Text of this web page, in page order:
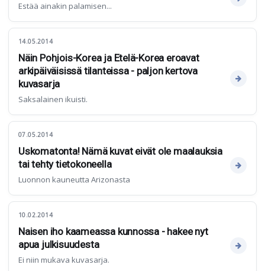
Estää ainakin palamisen...
14.05.2014
Näin Pohjois-Korea ja Etelä-Korea eroavat
arkipäiväisissä tilanteissa - paljon kertova
kuvasarja
Saksalainen ikuisti.
07.05.2014
Uskomatonta! Nämä kuvat eivät ole maalauksia
tai tehty tietokoneella
Luonnon kauneutta Arizonasta
10.02.2014
Naisen iho kaameassa kunnossa - hakee nyt
apua julkisuudesta
Ei niin mukava kuvasarja.